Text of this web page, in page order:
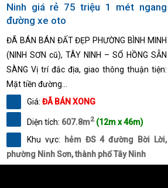
Ninh giá rẻ 75 triệu 1 mét ngang
đường xe oto
ĐÃ BÁN BÁN ĐẤT ĐẸP PHƯỜNG BÌNH MINH
(NINH SƠN cũ), TÂY NINH – SỔ HỒNG SẴN
SÀNG Vị trí đắc địa, giao thông thuận tiện:
Mặt tiền đường...
Giá: ĐÃ BÁN XONG
Diện tích: 607.8m2 (12m x 46m)
Khu vực: hẻm ĐS 4 đường Bời Lời,
phường Ninh Sơn, thành phố Tây Ninh